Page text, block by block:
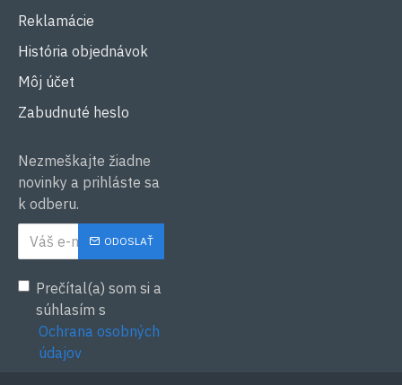
Reklamácie
História objednávok
Môj účet
Zabudnuté heslo
Nezmeškajte žiadne
novinky a prihláste sa
k odberu.
ODOSLAŤ
Prečítal(a) som si a
súhlasím s
Ochrana osobných
údajov